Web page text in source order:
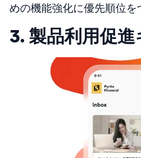
めの機能強化に優先順位を
3. 製品利用促